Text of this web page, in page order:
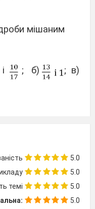
мішаним
і ; б)
; в)
становлять
навчається в
5.0
5.0
темі
5.0
5.0